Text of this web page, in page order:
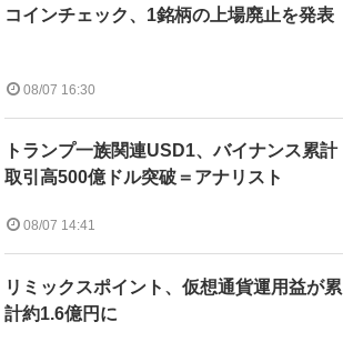
コインチェック、1銘柄の上場廃止を発表
08/07 16:30
トランプ一族関連USD1、バイナンス累計
取引高500億ドル突破＝アナリスト
08/07 14:41
リミックスポイント、仮想通貨運用益が累
計約1.6億円に